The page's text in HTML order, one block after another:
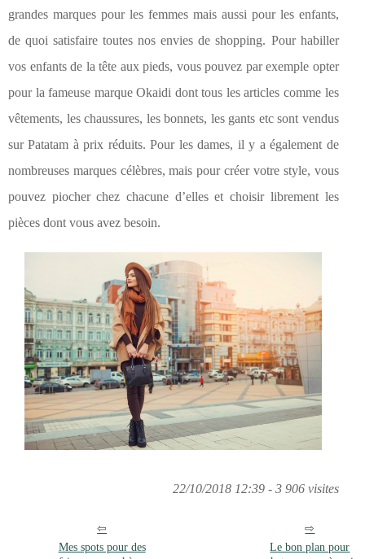
grandes marques pour les femmes mais aussi pour les enfants,
de quoi satisfaire toutes nos envies de shopping. Pour habiller
vos enfants de la tête aux pieds, vous pouvez par exemple opter
pour la fameuse marque Okaidi dont tous les articles comme les
vêtements, les chaussures, les bonnets, les gants etc sont vendus
sur Patatam à prix réduits. Pour les dames, il y a également de
nombreuses marques célèbres, mais pour créer votre style, vous
pouvez piocher chez chacune d’elles et choisir librement les
pièces dont vous avez besoin.
22/10/2018 12:39 - 3 906 visites
Mes spots pour des
Le bon plan pour